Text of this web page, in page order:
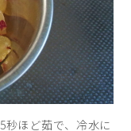
ほど茹で、冷水に